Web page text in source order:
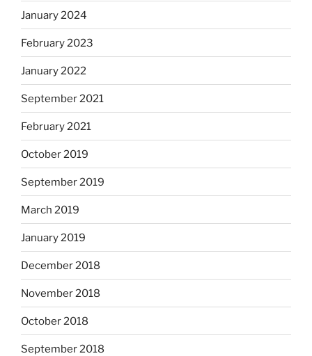
January 2024
February 2023
January 2022
September 2021
February 2021
October 2019
September 2019
March 2019
January 2019
December 2018
November 2018
October 2018
September 2018